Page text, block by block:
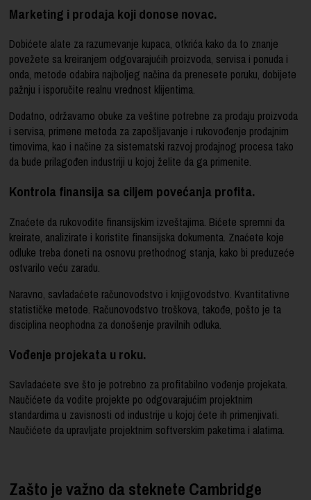
Marketing i prodaja koji donose novac.
Dobićete alate za razumevanje kupaca, otkrića kako da to znanje
povežete sa kreiranjem odgovarajućih proizvoda, servisa i ponuda i
onda, metode odabira najboljeg načina da prenesete poruku, dobijete
pažnju i isporučite realnu vrednost klijentima.
Dodatno, održavamo obuke za veštine potrebne za prodaju proizvoda
i servisa, primene metoda za zapošljavanje i rukovođenje prodajnim
timovima, kao i načine za sistematski razvoj prodajnog procesa tako
da bude prilagođen industriji u kojoj želite da ga primenite.
Kontrola finansija sa ciljem povećanja profita.
Znaćete da rukovodite finansijskim izveštajima. Bićete spremni da
kreirate, analizirate i koristite finansijska dokumenta. Znaćete koje
odluke treba doneti na osnovu prethodnog stanja, kako bi preduzeće
ostvarilo veću zaradu.
Naravno, savladaćete računovodstvo i knjigovodstvo. Kvantitativne
statističke metode. Računovodstvo troškova, takođe, pošto je ta
disciplina neophodna za donošenje pravilnih odluka.
Vođenje projekata u roku.
Savladaćete sve što je potrebno za profitabilno vođenje projekata.
Naučićete da vodite projekte po odgovarajućim projektnim
standardima u zavisnosti od industrije u kojoj ćete ih primenjivati.
Naučićete da upravljate projektnim softverskim paketima i alatima.
Zašto je važno da steknete Cambridge